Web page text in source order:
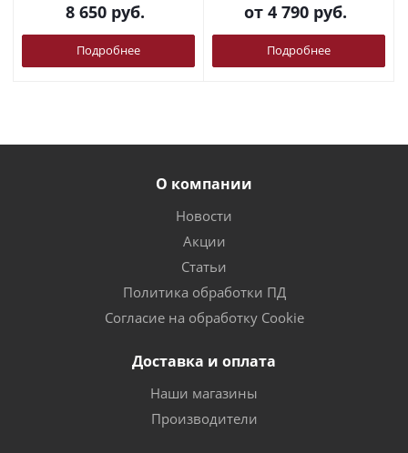
8 650 руб.
Подробнее
от 4 790 руб.
Подробнее
О компании
Новости
Акции
Статьи
Политика обработки ПД
Согласие на обработку Cookie
Доставка и оплата
Наши магазины
Производители